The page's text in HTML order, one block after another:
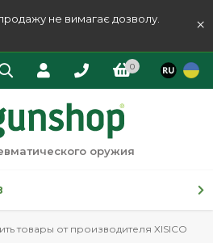
не вимагає дозволу.
×
0
оружия
товары от производителя XISICO